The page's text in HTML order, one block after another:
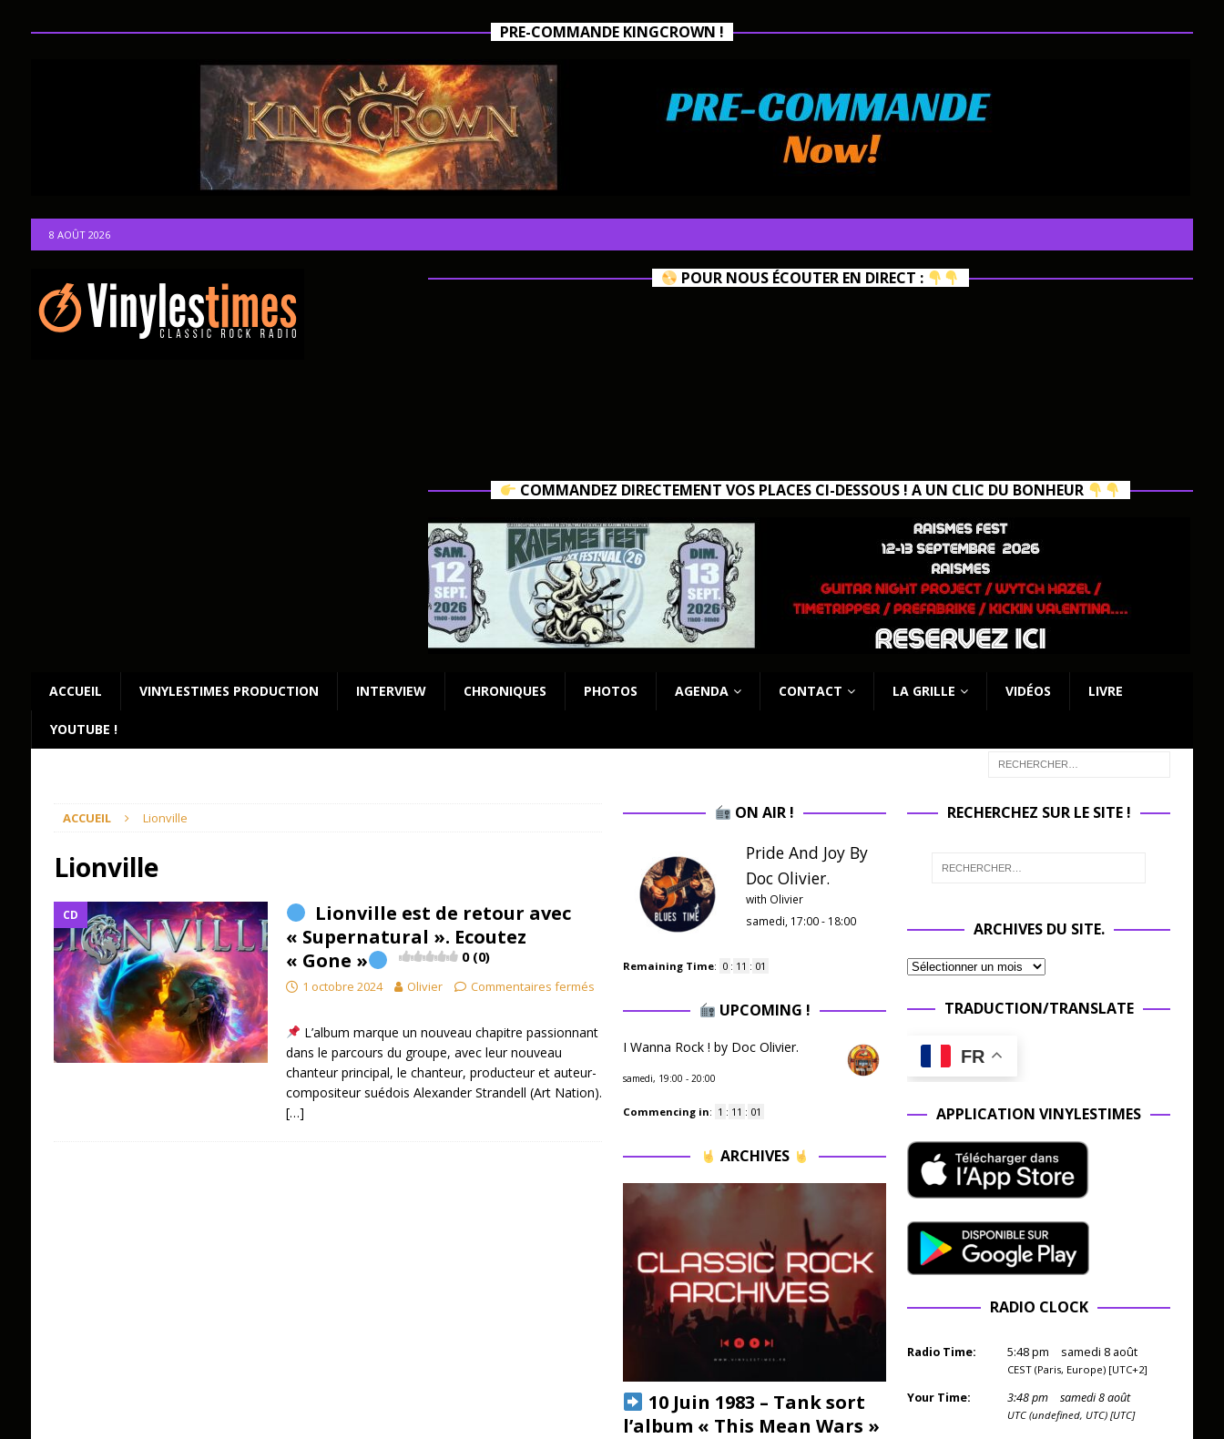
PRE-COMMANDE KINGCROWN !
8 AOÛT 2026
POUR NOUS ÉCOUTER EN DIRECT :
COMMANDEZ DIRECTEMENT VOS PLACES CI-DESSOUS ! A UN CLIC DU BONHEUR
ACCUEIL VINYLESTIMES PRODUCTION INTERVIEW CHRONIQUES PHOTOS AGENDA CONTACT LA GRILLE VIDÉOS LIVRE
YOUTUBE !
ACCUEIL Lionville
Lionville
CD
Lionville est de retour avec
« Supernatural ». Ecoutez
« Gone »
0 (0)
1 octobre 2024 Olivier Commentaires fermés
L’album marque un nouveau chapitre passionnant
dans le parcours du groupe, avec leur nouveau
chanteur principal, le chanteur, producteur et auteur-
compositeur suédois Alexander Strandell (Art Nation).
[…]
ON AIR !
Pride And Joy By
Doc Olivier.
with Olivier
samedi, 17:00 - 18:00
Remaining Time: 0 : 11 : 00
UPCOMING !
I Wanna Rock ! by Doc Olivier.
samedi, 19:00 - 20:00
Commencing in: 1 : 11 : 00
ARCHIVES
10 Juin 1983 – Tank sort
l’album « This Mean Wars »
RECHERCHEZ SUR LE SITE !
ARCHIVES DU SITE.
TRADUCTION/TRANSLATE
FR
APPLICATION VINYLESTIMES
RADIO CLOCK
Radio Time: 5:48pm samedi 8 août
CEST (Paris, Europe) [UTC+2]
Your Time: 3:48pm samedi 8 août
UTC (undefined, UTC) [UTC]